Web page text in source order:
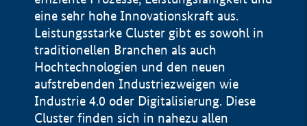
eine sehr hohe Innovationskraft aus.
Leistungsstarke Cluster gibt es sowohl in
traditionellen Branchen als auch
Hochtechnologien und den neuen
aufstrebenden Industriezweigen wie
Industrie 4.0 oder Digitalisierung. Diese
Cluster finden sich in nahezu allen